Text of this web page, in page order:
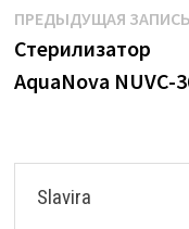
Навигация
по
записям
ПРЕДЫДУЩАЯ ЗАПИСЬ
Стерилизатор
AquaNova NUVC-
Slavira